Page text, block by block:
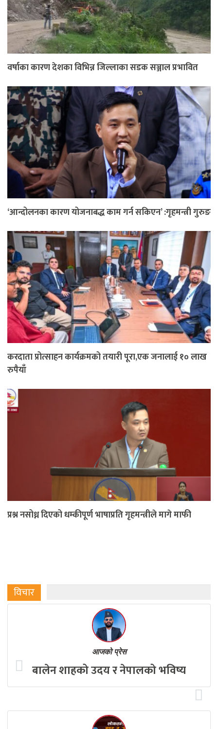
वर्षाका कारण देशका विभिन्न जिल्लाका सडक सञ्जाल प्रभावित
‘आन्दोलनका कारण योजनाबद्ध काम गर्न सकिएन’ :गृहमन्त्री गुरुङ
करदाता प्रोत्साहन कार्यक्रमको तयारी पूरा,एक जनालाई १० लाख
रुपैयाँ
प्रश्न नसोध्न दिएको धम्कीपूर्ण भाषाप्रति गृहमन्त्रीले मागे माफी
विचार
आजको प्रेस
बालेन शाहको उदय र नेपालको भविष्य